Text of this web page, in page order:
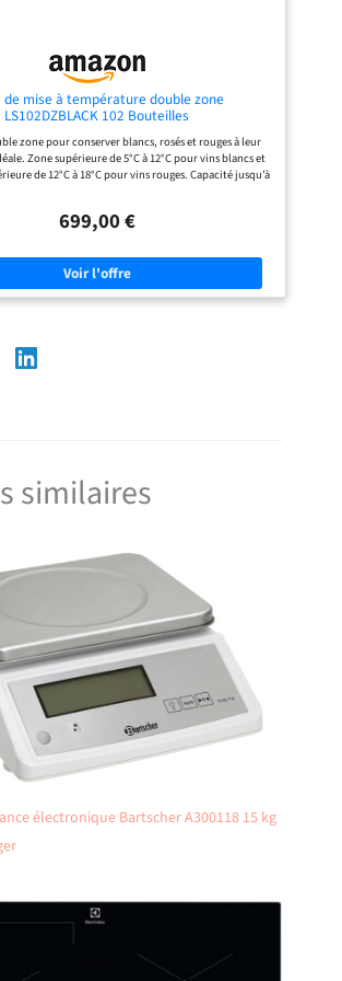
un stockage économique et fiable à
de mise à température double zone
LS102DZBLACK 102 Bouteilles
zone pour conserver blancs, rosés et rouges à leur
Zone supérieure de 5°C à 12°C pour vins blancs et
de 12°C à 18°C pour vins rouges. Capacité jusqu’à
élégante contre la lumière. Porte réversible et pieds
pour sublimer la collection sans générer de chaleur.
actif intégré pour une circulation d’air purifiée et sans
de contrôle digital pour un réglage précis et
chaque zone. Compatible avec l’application Vinotag
699,00 €
similaires
électronique Bartscher A300118 15 kg